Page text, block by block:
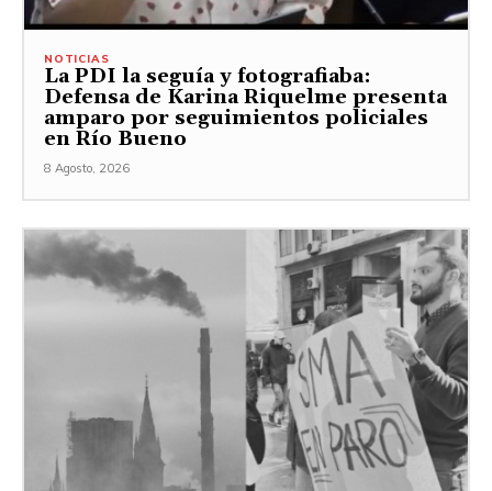
NOTICIAS
La PDI la seguía y fotografiaba:
Defensa de Karina Riquelme presenta
amparo por seguimientos policiales
en Río Bueno
8 Agosto, 2026